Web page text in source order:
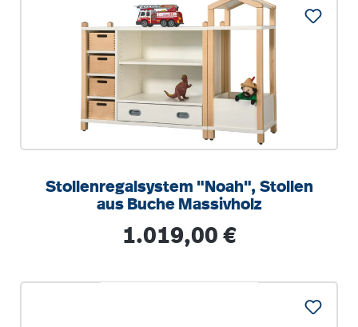
Stollenregalsystem "Noah", Stollen
aus Buche Massivholz
Regulärer Preis:
1.019,00 €